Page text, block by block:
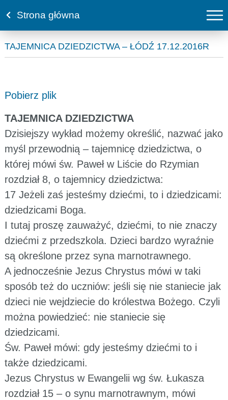
Strona główna
TAJEMNICA DZIEDZICTWA – ŁÓDŹ 17.12.2016R
Pobierz plik
TAJEMNICA DZIEDZICTWA
Dzisiejszy wykład możemy określić, nazwać jako
myśl przewodnią – tajemnicę dziedzictwa, o
której mówi św. Paweł w Liście do Rzymian
rozdział 8, o tajemnicy dziedzictwa:
17 Jeżeli zaś jesteśmy dziećmi, to i dziedzicami:
dziedzicami Boga.
I tutaj proszę zauważyć, dziećmi, to nie znaczy
dziećmi z przedszkola. Dzieci bardzo wyraźnie
są określone przez syna marnotrawnego.
A jednocześnie Jezus Chrystus mówi w taki
sposób też do uczniów: jeśli się nie staniecie jak
dzieci nie wejdziecie do królestwa Bożego. Czyli
można powiedzieć: nie staniecie się
dziedzicami.
Św. Paweł mówi: gdy jesteśmy dziećmi to i
także dziedzicami.
Jezus Chrystus w Ewangelii wg św. Łukasza
rozdział 15 – o synu marnotrawnym, mówi